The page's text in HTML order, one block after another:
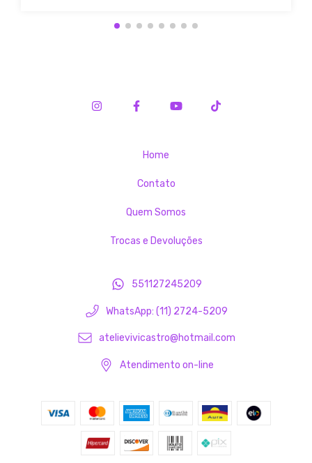
Home
Contato
Quem Somos
Trocas e Devoluções
551127245209
WhatsApp: (11) 2724-5209
atelievivicastro@hotmail.com
Atendimento on-line